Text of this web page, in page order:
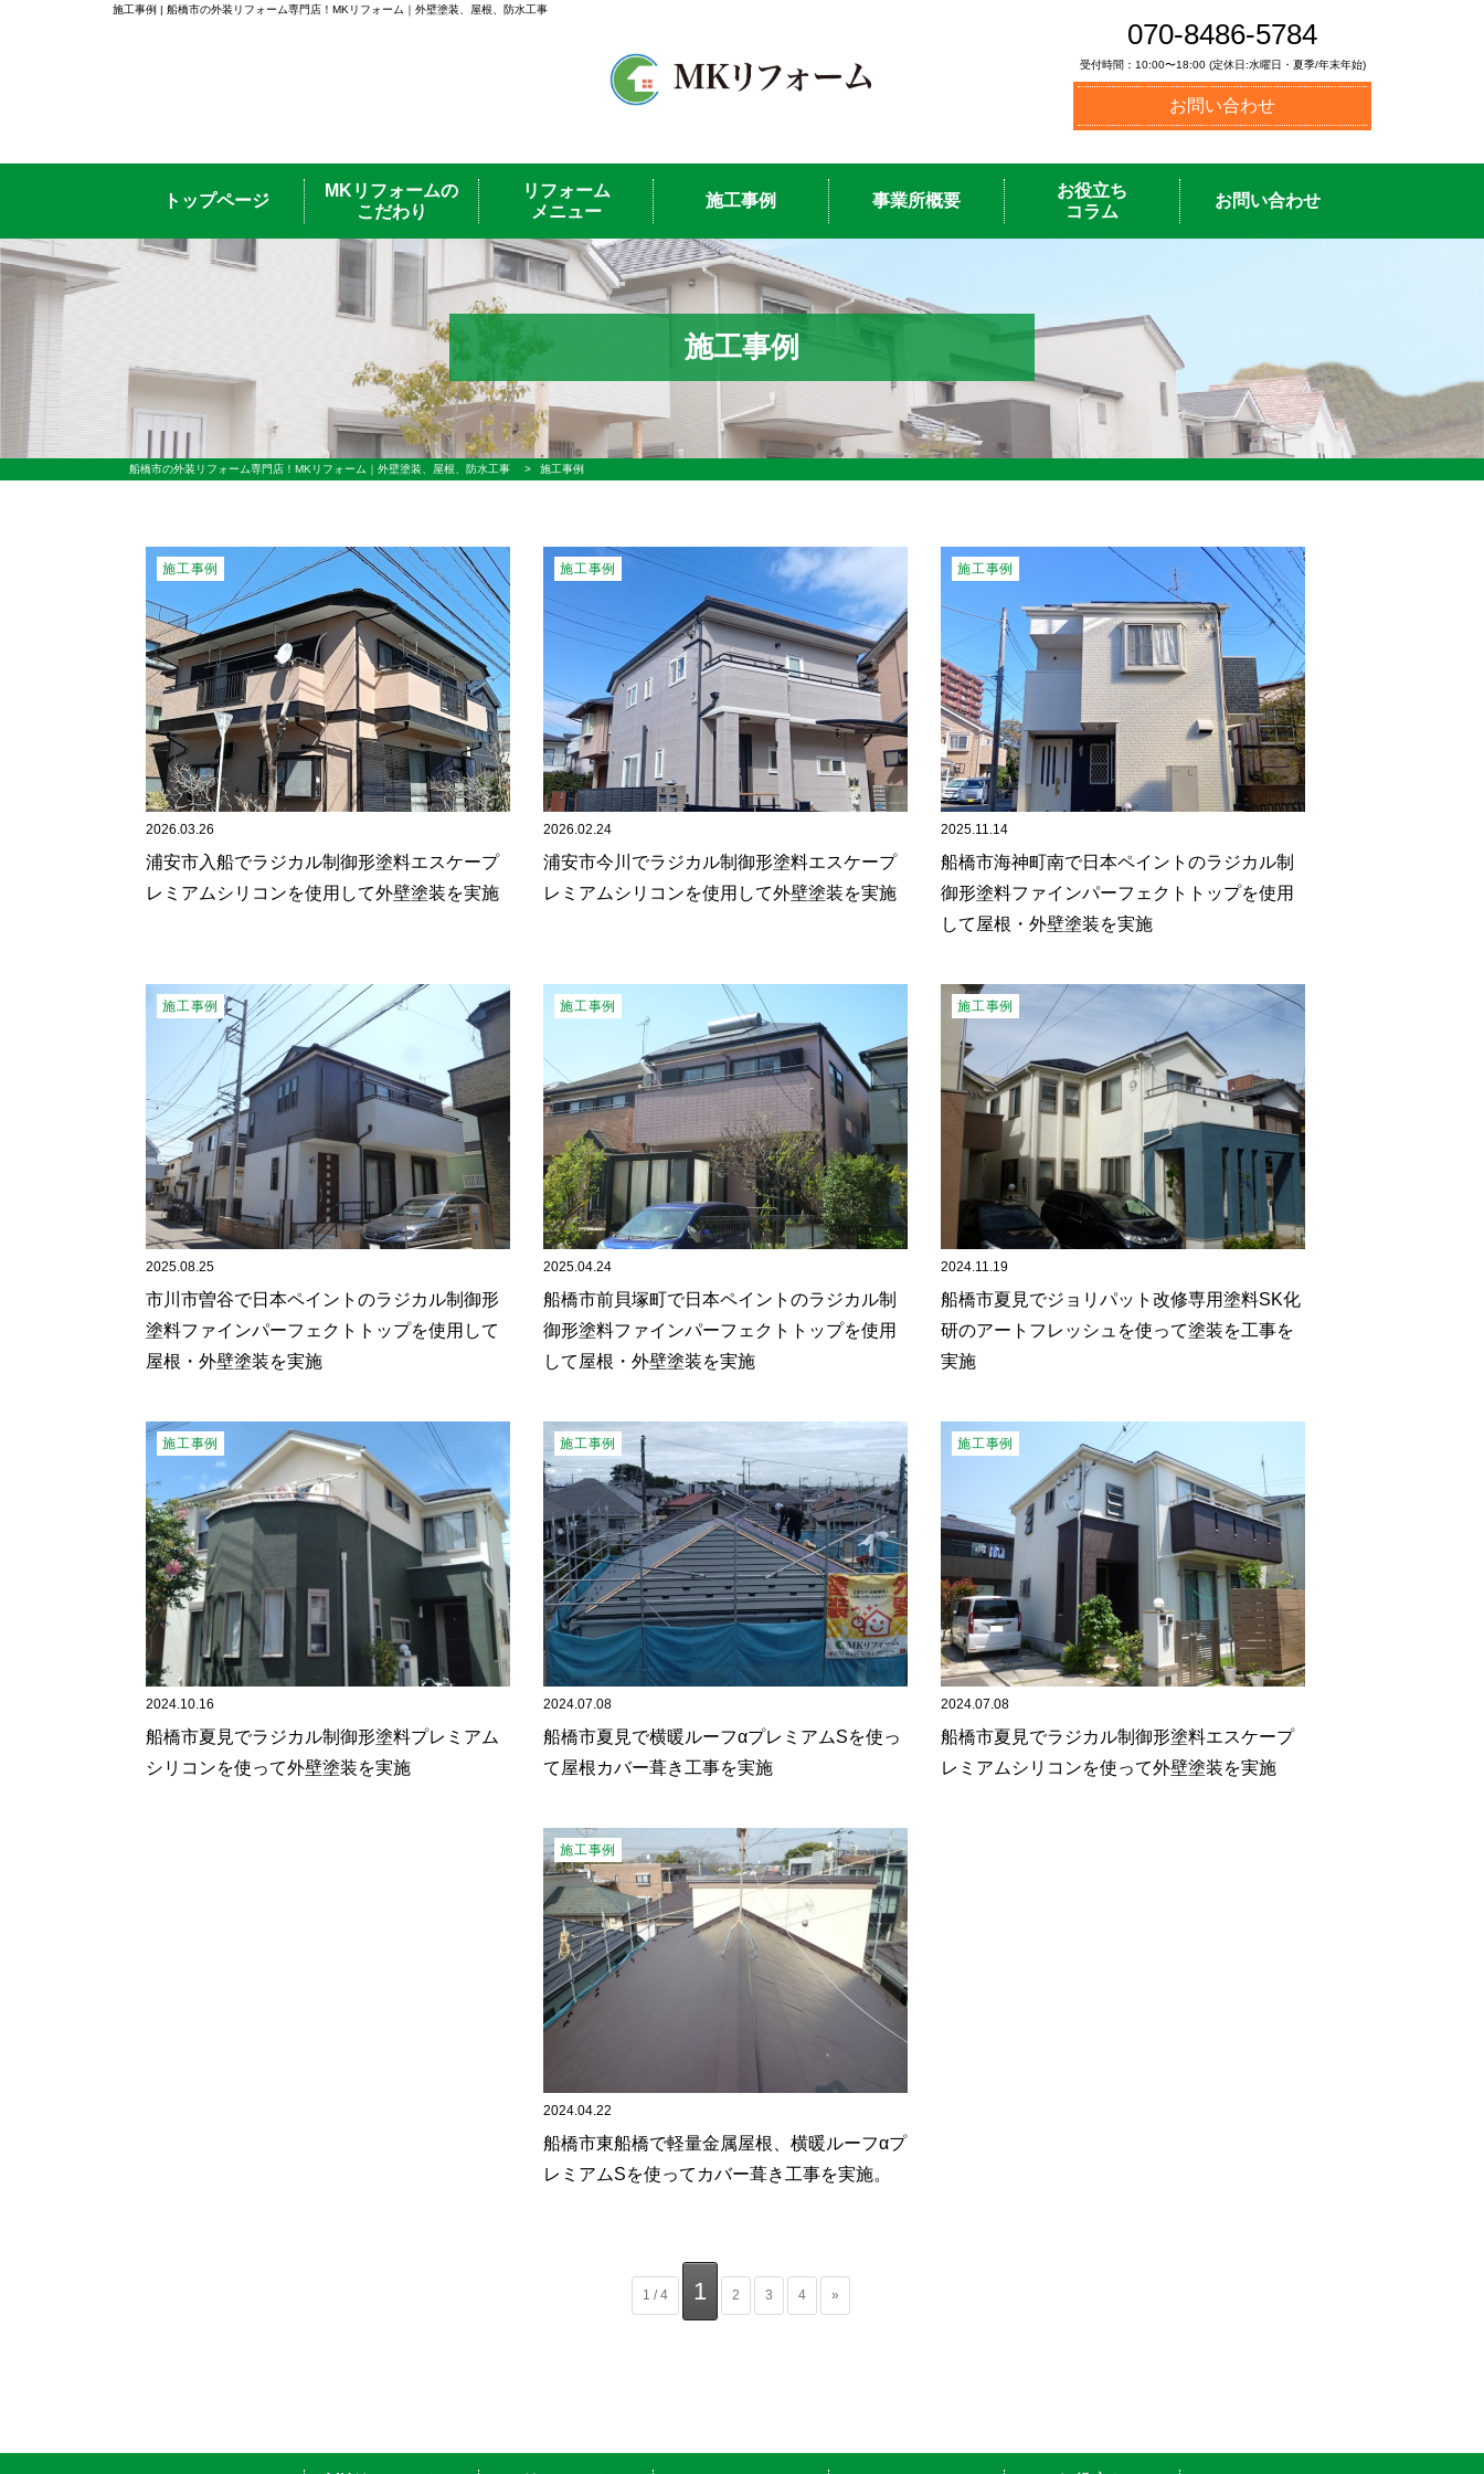
施工事例 | 船橋市の外装リフォーム専門店！MKリフォーム｜外壁塗装、屋根、防水工事
070-8486-5784
受付時間：10:00〜18:00 (定休日:水曜日・夏季/年末年始)
お問い合わせ
トップページ
MKリフォームの
こだわり
リフォーム
メニュー
施工事例 事業所概要
お役立ち
コラム
お問い合わせ
施工事例
船橋市の外装リフォーム専門店！MKリフォーム｜外壁塗装、屋根、防水工事 > 施工事例
施工事例
2026.03.26
浦安市入船でラジカル制御形塗料エスケープ
レミアムシリコンを使用して外壁塗装を実施
施工事例
2026.02.24
浦安市今川でラジカル制御形塗料エスケープ
レミアムシリコンを使用して外壁塗装を実施
施工事例
2025.11.14
船橋市海神町南で日本ペイントのラジカル制
御形塗料ファインパーフェクトトップを使用
して屋根・外壁塗装を実施
施工事例
2025.08.25
市川市曽谷で日本ペイントのラジカル制御形
塗料ファインパーフェクトトップを使用して
屋根・外壁塗装を実施
施工事例
2025.04.24
船橋市前貝塚町で日本ペイントのラジカル制
御形塗料ファインパーフェクトトップを使用
して屋根・外壁塗装を実施
施工事例
2024.11.19
船橋市夏見でジョリパット改修専用塗料SK化
研のアートフレッシュを使って塗装を工事を
実施
施工事例
2024.10.16
船橋市夏見でラジカル制御形塗料プレミアム
シリコンを使って外壁塗装を実施
施工事例
2024.07.08
船橋市夏見で横暖ルーフαプレミアムSを使っ
て屋根カバー葺き工事を実施
施工事例
2024.07.08
船橋市夏見でラジカル制御形塗料エスケープ
レミアムシリコンを使って外壁塗装を実施
施工事例
2024.04.22
船橋市東船橋で軽量金属屋根、横暖ルーフαプ
レミアムSを使ってカバー葺き工事を実施。
1 / 4 1 2 3 4 »